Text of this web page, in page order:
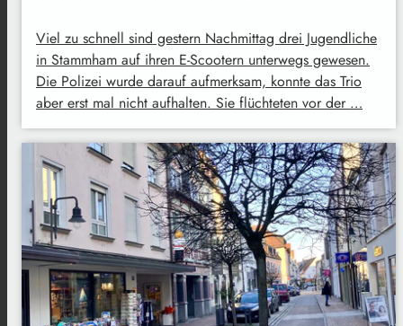
Viel zu schnell sind gestern Nachmittag drei Jugendliche
in Stammham auf ihren E-Scootern unterwegs gewesen.
Die Polizei wurde darauf aufmerksam, konnte das Trio
aber erst mal nicht aufhalten. Sie flüchteten vor der …